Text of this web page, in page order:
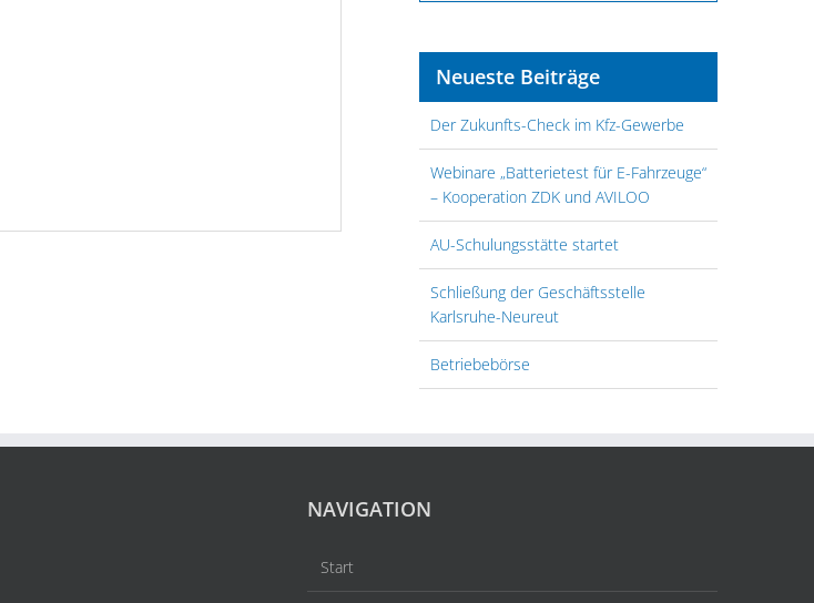
Neueste Beiträge
Der Zukunfts-Check im Kfz-Gewerbe
Webinare „Batterietest für E-Fahrzeuge“
– Kooperation ZDK und AVILOO
AU-Schulungsstätte startet
Schließung der Geschäftsstelle
Karlsruhe-Neureut
Betriebebörse
NAVIGATION
Start